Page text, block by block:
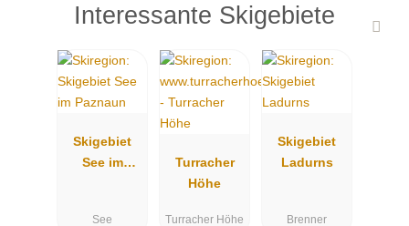
Interessante Skigebiete
Skigebiet
See im
See
Turracher
Höhe
Turracher Höhe
Skigebiet
Ladurns
Brenner